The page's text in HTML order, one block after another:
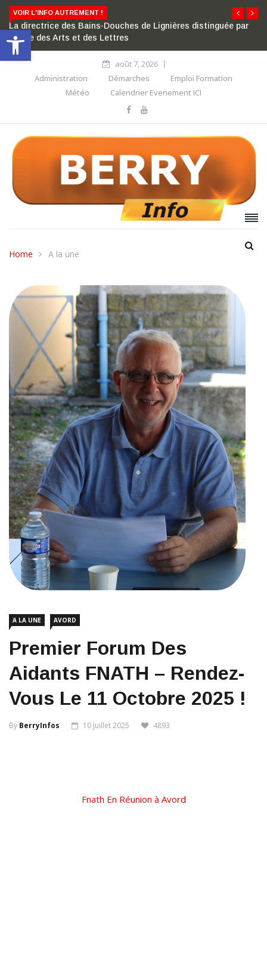
Ouvrir la barre d’outils
VOIR L'INFO AUTREMENT !
La directrice des Bains-Douches de Lignières distinguée par
l’ordre des Arts et des Lettres
août 7, 2026
Administration
Démarches
Emploi Formation
Météo
Calendrier Evenement ICI
Home A la une
A LA UNE AVORD
Premier Forum Des
Aidants FNATH – Rendez-
Vous Le 11 Octobre 2025 !
By BerryInfos 10 Juillet 2025 4893
Fnath En Réunion à Avord